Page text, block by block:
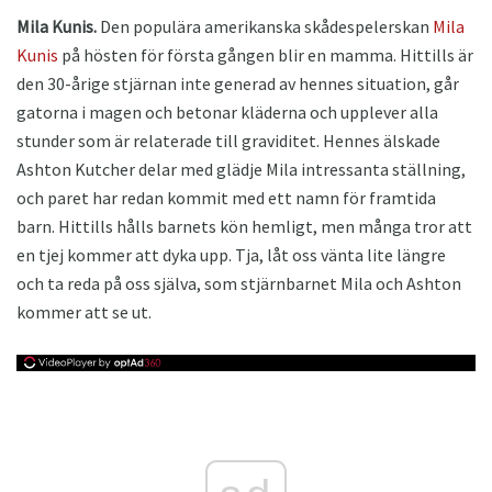
Mila Kunis. Den populära amerikanska skådespelerskan Mila
Kunis på hösten för första gången blir en mamma. Hittills är
den 30-årige stjärnan inte generad av hennes situation, går
gatorna i magen och betonar kläderna och upplever alla
stunder som är relaterade till graviditet. Hennes älskade
Ashton Kutcher delar med glädje Mila intressanta ställning,
och paret har redan kommit med ett namn för framtida
barn. Hittills hålls barnets kön hemligt, men många tror att
en tjej kommer att dyka upp. Tja, låt oss vänta lite längre
och ta reda på oss själva, som stjärnbarnet Mila och Ashton
kommer att se ut.